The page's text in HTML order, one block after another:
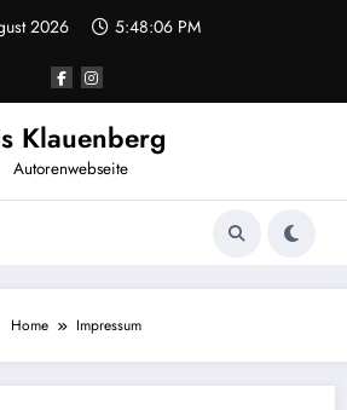
2026 5:48:06 PM
Klauenberg
Autorenwebseite
Home Impressum